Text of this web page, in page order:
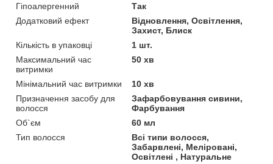
Гіпоалергенний
Так
Додатковий ефект
Відновлення, Освітлення,
Захист, Блиск
Кількість в упаковці
1 шт.
Максимальний час
витримки
50 хв
Мінімальний час витримки
10 хв
Призначення засобу для
волосся
Зафарбовування сивини,
Фарбування
Об`єм
60 мл
Тип волосся
Всі типи волосся,
Забарвлені, Меліровані,
Освітлені , Натуральне